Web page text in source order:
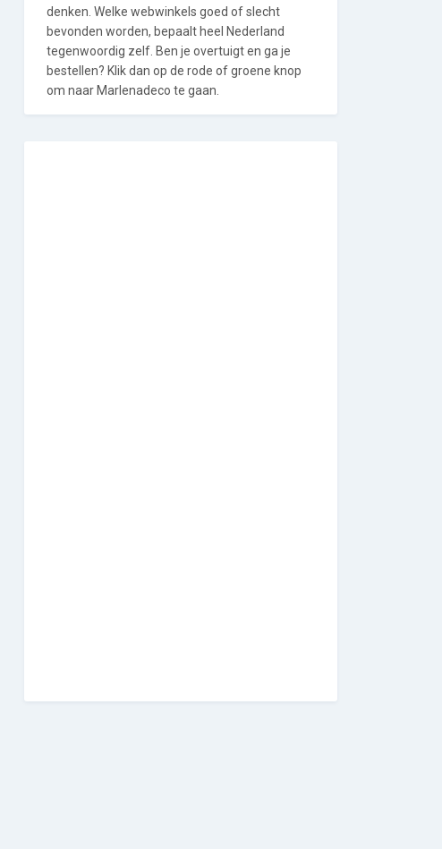
denken. Welke webwinkels goed of slecht
bevonden worden, bepaalt heel Nederland
tegenwoordig zelf. Ben je overtuigt en ga je
bestellen? Klik dan op de rode of groene knop
om naar Marlenadeco te gaan.